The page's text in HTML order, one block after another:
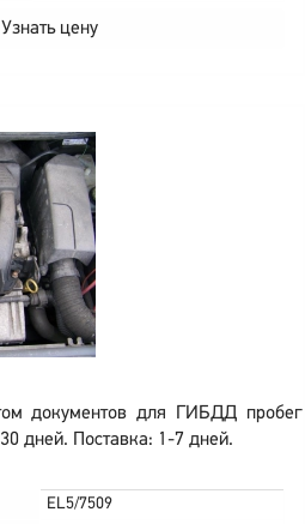
Узнать цену
документов для ГИБДД пробег
дней. Поставка: 1-7 дней.
EL5/7509